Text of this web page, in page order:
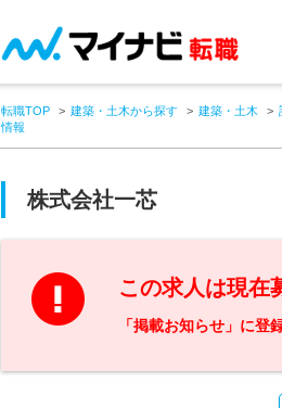
転職TOP 建築・土木から探す 建築・土木
情報
株式会社一芯
この求人は現在
「掲載お知らせ」に登